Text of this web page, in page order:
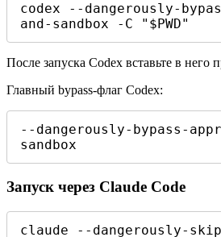
codex --dangerously-
and-sandbox -C "$PWD"
После запуска Codex вставьте в него
Главный bypass-флаг Codex:
--dangerously-bypass-
sandbox
Запуск через Claude Code
claude --dangerously-